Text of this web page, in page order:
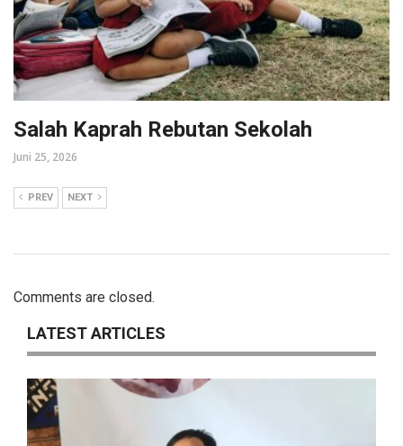
Salah Kaprah Rebutan Sekolah
Juni 25, 2026
PREV NEXT
Comments are closed.
LATEST ARTICLES